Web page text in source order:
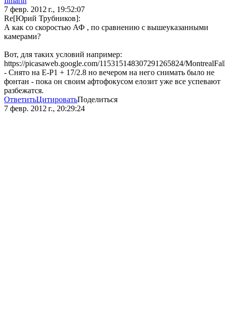
7 февр. 2012 г., 19:52:07
Re[Юрий Трубников]:
А как со скоростью АФ , по сравнению с вышеуказанными
камерами?
Вот, для таких условий например:
https://picasaweb.google.com/115315148307291265824/
- Снято на E-P1 + 17/2.8 но вечером на него снимать было не
фонтан - пока он своим афтофокусом елозит уже все успевают
разбежатся.
ОтветитьЦитироватьПоделиться
7 февр. 2012 г., 20:29:24